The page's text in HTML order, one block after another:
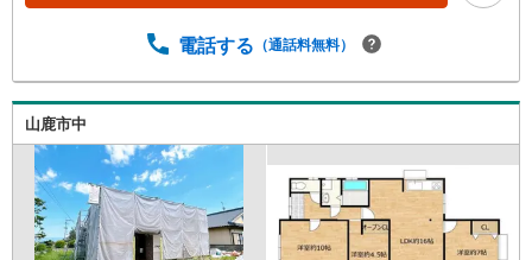
電話する （通話料無料）
山鹿市中